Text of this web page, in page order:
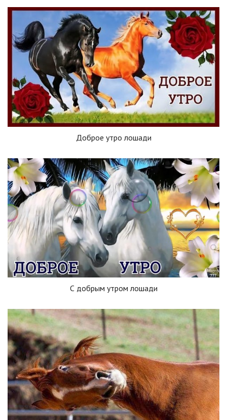
Доброе утро лошади
С добрым утром лошади